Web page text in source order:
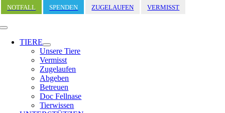
Zum
Inhalt
springen
NOTFALL SPENDEN ZUGELAUFEN VERMISST
Toggle
Navigation
TIERE
Unsere Tiere
Vermisst
Zugelaufen
Abgeben
Betreuen
Doc Fellnase
Tierwissen